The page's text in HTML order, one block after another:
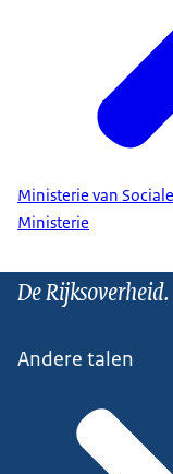
Ministerie van
Ministerie
De
Andere talen